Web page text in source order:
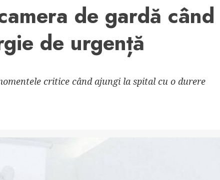
de gardă când
de urgență
critice când ajungi la spital cu o durere